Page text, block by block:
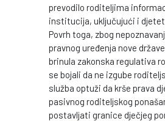
prevodilo roditeljima
institucija, uključujući i
Povrh toga, zbog
pravnog uređenja nove
brinula zakonska regulativa
se bojali da ne izgube
služba optuži da krše prava
pasivnog roditeljskog
postavljati granice dječjeg